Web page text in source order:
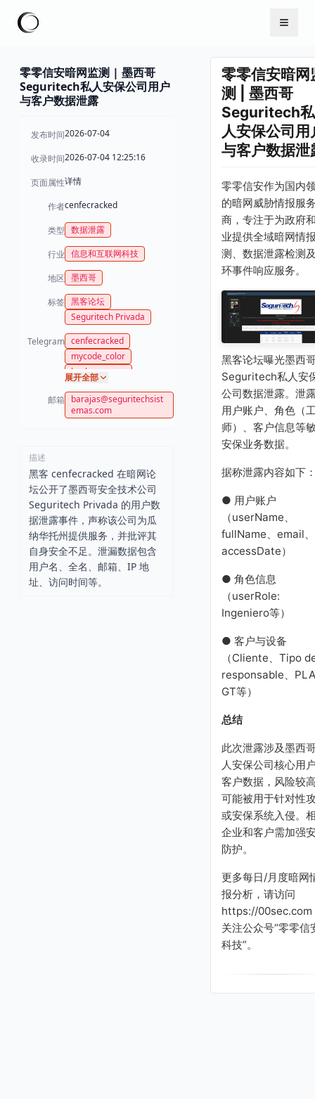
零零信安暗网监测 | 墨西哥
Seguritech私人安保公司用户
与客户数据泄露
发布时间2026-07-04
收录时间2026-07-04 12:25:16
页面属性详情
作者cenfecracked
类型 数据泄露
行业 信息和互联网科技
地区 墨西哥
标签 黑客论坛
Seguritech Privada
Telegram cenfecracked
mycode_color
hackeroscrew
展开全部
邮箱
barajas@seguritechsist
emas.com
描述
黑客 cenfecracked 在暗网论
坛公开了墨西哥安全技术公司
Seguritech Privada 的用户数
据泄露事件，声称该公司为瓜
纳华托州提供服务，并批评其
自身安全不足。泄漏数据包含
用户名、全名、邮箱、IP 地
址、访问时间等。
零零信安暗网
测 | 墨西哥
Seguritech私
人安保公司用
与客户数据泄
零零信安作为国内
的暗网威胁情报服
商，专注于为政府
业提供全域暗网情
测、数据泄露检测
环事件响应服务。
黑客论坛曝光墨西
Seguritech私人安
公司数据泄露。泄
用户账户、角色（
师）、客户信息等
安保业务数据。
据称泄露内容如下
● 用户账户
（userName、
fullName、email、
accessDate）
● 角色信息
（userRole:
Ingeniero等）
● 客户与设备
（Cliente、Tipo
responsable、
GT等）
总结
此次泄露涉及墨西
人安保公司核心用
客户数据，风险较
可能被用于针对性
或安保系统入侵。
企业和客户需加强
防护。
更多每日/月度暗网
报分析，请访问
https://00sec.com
关注公众号“零零信
科技”。